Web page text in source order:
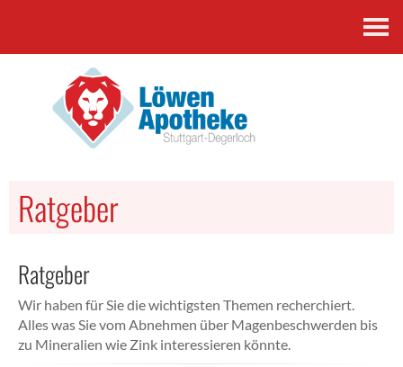
Ratgeber
Ratgeber
Wir haben für Sie die wichtigsten Themen recherchiert.
Alles was Sie vom Abnehmen über Magenbeschwerden bis
zu Mineralien wie Zink interessieren könnte.